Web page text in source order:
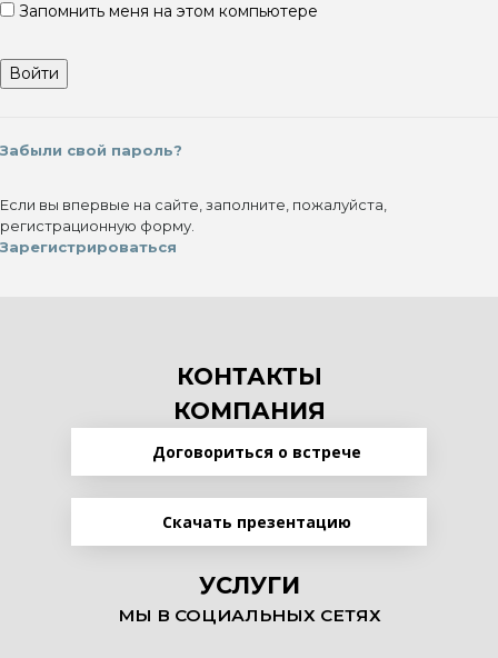
Запомнить меня на этом компьютере
Забыли свой пароль?
Если вы впервые на сайте, заполните, пожалуйста,
регистрационную форму.
Зарегистрироваться
КОНТАКТЫ
КОМПАНИЯ
Договориться о встрече
Скачать презентацию
УСЛУГИ
МЫ В СОЦИАЛЬНЫХ СЕТЯХ